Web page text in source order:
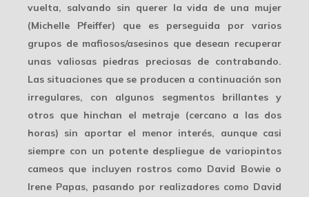
vuelta, salvando sin querer la vida de una mujer
(Michelle Pfeiffer) que es perseguida por varios
grupos de mafiosos/asesinos que desean recuperar
unas valiosas piedras preciosas de contrabando.
Las situaciones que se producen a continuación son
irregulares, con algunos segmentos brillantes y
otros que hinchan el metraje (cercano a las dos
horas) sin aportar el menor interés, aunque casi
siempre con un potente despliegue de variopintos
cameos que incluyen rostros como David Bowie o
Irene Papas, pasando por realizadores como David